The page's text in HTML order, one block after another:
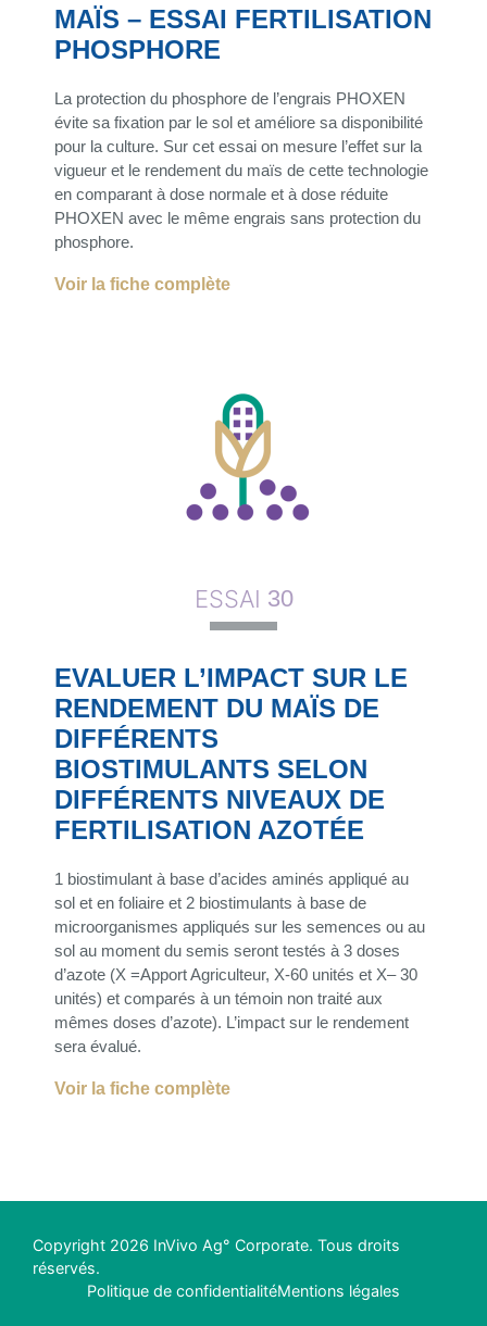
MAÏS – ESSAI FERTILISATION
PHOSPHORE
La protection du phosphore de l’engrais PHOXEN
évite sa fixation par le sol et améliore sa disponibilité
pour la culture. Sur cet essai on mesure l’effet sur la
vigueur et le rendement du maïs de cette technologie
en comparant à dose normale et à dose réduite
PHOXEN avec le même engrais sans protection du
phosphore.
Voir la fiche complète
ESSAI 30
EVALUER L’IMPACT SUR LE
RENDEMENT DU MAÏS DE
DIFFÉRENTS
BIOSTIMULANTS SELON
DIFFÉRENTS NIVEAUX DE
FERTILISATION AZOTÉE
1 biostimulant à base d’acides aminés appliqué au
sol et en foliaire et 2 biostimulants à base de
microorganismes appliqués sur les semences ou au
sol au moment du semis seront testés à 3 doses
d’azote (X =Apport Agriculteur, X-60 unités et X– 30
unités) et comparés à un témoin non traité aux
mêmes doses d’azote). L’impact sur le rendement
sera évalué.
Voir la fiche complète
Copyright 2026 InVivo Ag° Corporate. Tous droits
réservés.
Politique de confidentialitéMentions légales